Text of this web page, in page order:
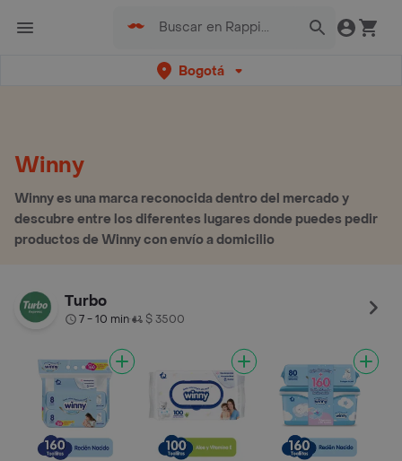
Bogotá
Winny
Winny es una marca reconocida dentro del mercado y
descubre entre los diferentes lugares donde puedes pedir
productos de Winny con envío a domicilio
Turbo
7 - 10 min• $ 3500